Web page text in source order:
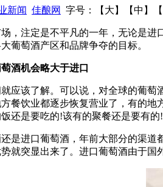
新闻 佳酿网 字号：【 大 】【中 】【
，注定是不平凡的一年，无论是
葡萄酒产区和品牌争夺的目标。
酒机会略大于进口
应该了解。可以说，对全球的葡
餐饮业都逐步恢复营业了，有的
还是要吃的!该有的聚餐还是要有
是进口葡萄酒，年前大部分的渠
就突显出来了。进口葡萄酒由于国